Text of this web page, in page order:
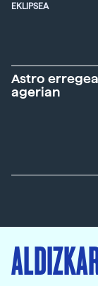
EKLIPSEA
Astro
agerian